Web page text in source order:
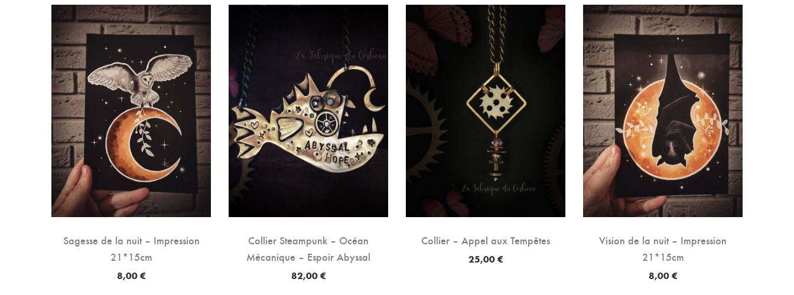
Sagesse de la nuit – Impression
21*15cm
8,00€
Collier Steampunk – Océan
Mécanique – Espoir Abyssal
82,00€
Collier – Appel aux Tempêtes
25,00€
Vision de la nuit – Impression
21*15cm
8,00€